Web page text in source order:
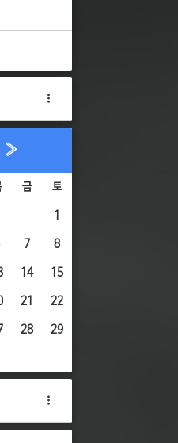
»
금 토
1
7 8
14 15
21 22
28 29